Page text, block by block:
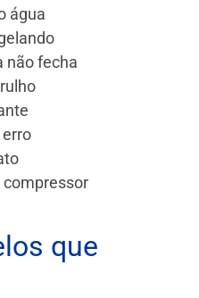
água
não fecha
compressor
que